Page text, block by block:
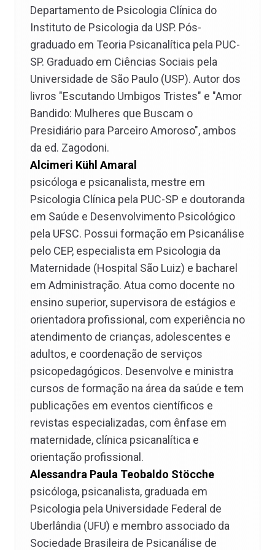
Departamento de Psicologia Clínica do
Instituto de Psicologia da USP. Pós-
graduado em Teoria Psicanalítica pela PUC-
SP. Graduado em Ciências Sociais pela
Universidade de São Paulo (USP). Autor dos
livros "Escutando Umbigos Tristes" e "Amor
Bandido: Mulheres que Buscam o
Presidiário para Parceiro Amoroso", ambos
da ed. Zagodoni.
Alcimeri Kühl Amaral
psicóloga e psicanalista, mestre em
Psicologia Clínica pela PUC-SP e doutoranda
em Saúde e Desenvolvimento Psicológico
pela UFSC. Possui formação em Psicanálise
pelo CEP, especialista em Psicologia da
Maternidade (Hospital São Luiz) e bacharel
em Administração. Atua como docente no
ensino superior, supervisora de estágios e
orientadora profissional, com experiência no
atendimento de crianças, adolescentes e
adultos, e coordenação de serviços
psicopedagógicos. Desenvolve e ministra
cursos de formação na área da saúde e tem
publicações em eventos científicos e
revistas especializadas, com ênfase em
maternidade, clínica psicanalítica e
orientação profissional.
Alessandra Paula Teobaldo Stöcche
psicóloga, psicanalista, graduada em
Psicologia pela Universidade Federal de
Uberlândia (UFU) e membro associado da
Sociedade Brasileira de Psicanálise de